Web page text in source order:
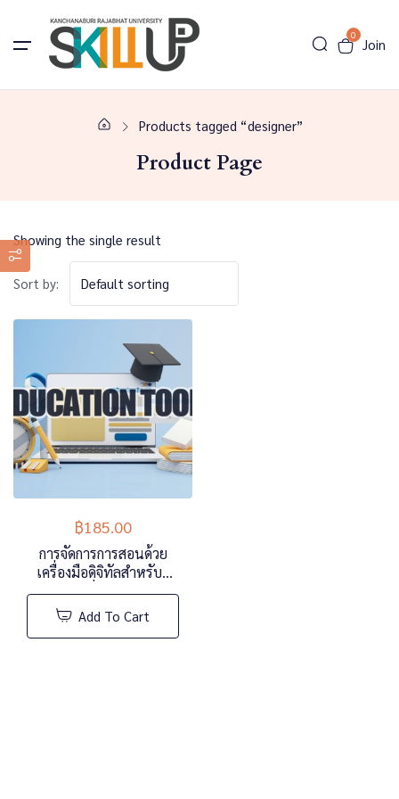
0
Join
Products tagged “designer”
Product Page
Showing the single result
Sort by:
฿185.00
การจัดการการสอนด้วย
เครื่องมือดิจิทัลสำหรับผู้
เริ่มต้น
Add To Cart